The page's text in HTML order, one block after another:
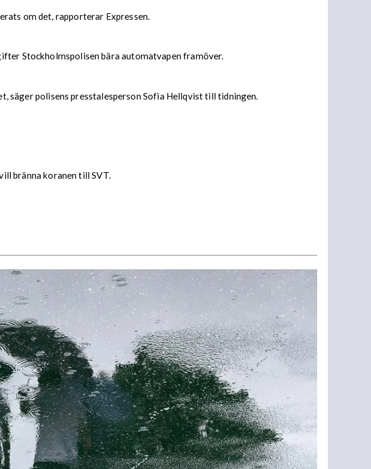
om det, rapporterar Expressen.
Stockholmspolisen bära automatvapen framöver.
säger polisens presstalesperson Sofia Hellqvist till tidningen.
bränna koranen till SVT.